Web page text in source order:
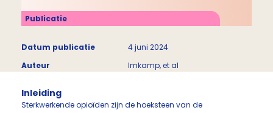
Publicatie
Datum publicatie
4 juni 2024
Auteur
Imkamp, et al
Inleiding
Sterkwerkende opioïden zijn de hoeksteen van de